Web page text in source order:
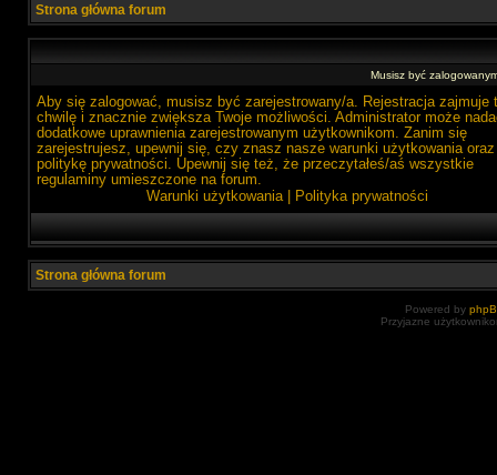
Strona główna forum
Musisz być
Aby się zalogować, musisz być zarejestrowany/a. Rejestracja zajmuje
chwilę i znacznie zwiększa Twoje możliwości. Administrator może
dodatkowe uprawnienia zarejestrowanym użytkownikom. Zanim się
zarejestrujesz, upewnij się, czy znasz nasze warunki użytkowania oraz
politykę prywatności. Upewnij się też, że przeczytałeś/aś wszystkie
regulaminy umieszczone na forum.
Warunki użytkowania| Polityka prywatności
Strona główna forum
Powered by
Przyjazne